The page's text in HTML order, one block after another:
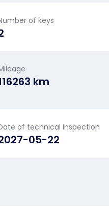
of keys
km
of technical inspection
05-22